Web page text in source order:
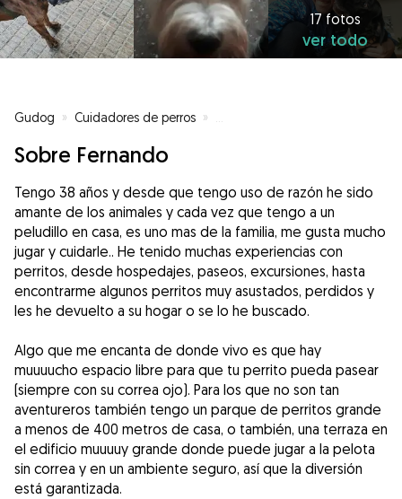
17 fotos
ver todo
Gudog » Cuidadores de perros »
Sobre Fernando
Tengo 38 años y desde que tengo uso de razón he sido
amante de los animales y cada vez que tengo a un
peludillo en casa, es uno mas de la familia, me gusta mucho
jugar y cuidarle.. He tenido muchas experiencias con
perritos, desde hospedajes, paseos, excursiones, hasta
encontrarme algunos perritos muy asustados, perdidos y
les he devuelto a su hogar o se lo he buscado.
Algo que me encanta de donde vivo es que hay
muuuucho espacio libre para que tu perrito pueda pasear
(siempre con su correa ojo). Para los que no son tan
aventureros también tengo un parque de perritos grande
a menos de 400 metros de casa, o también, una terraza en
el edificio muuuuy grande donde puede jugar a la pelota
sin correa y en un ambiente seguro, así que la diversión
está garantizada.